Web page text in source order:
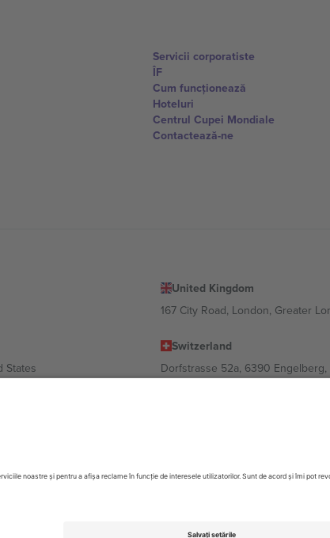
Servicii corporatiste
ÎF
Cum funcționează
Hoteluri
Centrul Cupei Mondiale
Contactează-ne
United Kingdom
167 City Road, London, Greater
States
Switzerland
Dorfstrasse 52a, 6390
de México, CDMX, Mexico